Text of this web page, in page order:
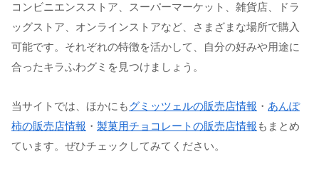
コンビニエンスストア、スーパーマーケット、雑貨店、ドラ
ッグストア、オンラインストアなど、さまざまな場所で購入
可能です。それぞれの特徴を活かして、自分の好みや用途に
合ったキラふわグミを見つけましょう。
当サイトでは、ほかにもグミッツェルの販売店情報 ・ あんぽ
柿の販売店情報 ・ 製菓用チョコレートの販売店情報 もまとめ
ています。ぜひチェックしてみてください。